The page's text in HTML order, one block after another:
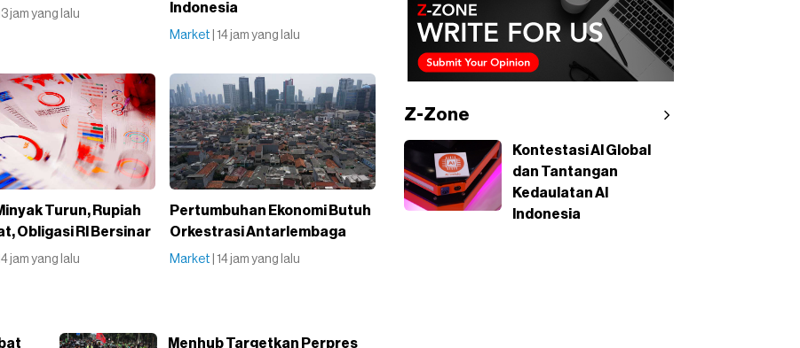
13 jam yang lalu
Indonesia
Market | 14 jam yang lalu
Turun, Rupiah
Obligasi RI Bersinar
14 jam yang lalu
Pertumbuhan Ekonomi Butuh
Orkestrasi Antarlembaga
Market | 14 jam yang lalu
Menhub Targetkan Perpres
Z-Zone
Kontestasi AI Global
dan Tantangan
Kedaulatan AI
Indonesia